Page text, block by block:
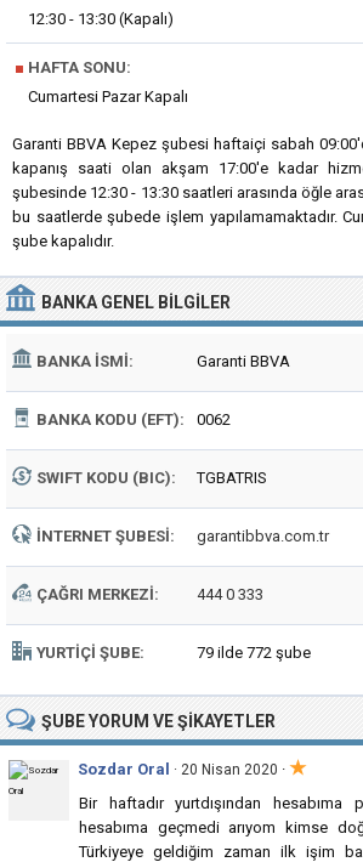
12:30 - 13:30 (Kapalı)
■ HAFTA SONU:
Cumartesi Pazar Kapalı
Garanti BBVA Kepez şubesi haftaiçi sabah
kapanış saati olan akşam 17:00'e kadar
şubesinde 12:30 - 13:30 saatleri arasında öğle
bu saatlerde şubede işlem yapılamamaktadır.
şube kapalıdır.
BANKA GENEL BILGILER
BANKA İSMI: Garanti BBVA
BANKA KODU (EFT): 0062
SWIFT KODU (BIC): TGBATRIS
İNTERNET ŞUBESI: garantibbva.com.tr
ÇAĞRI MERKEZI: 444 0 333
YURTIÇI ŞUBE: 79 ilde 772 şube
ŞUBEYORUM VE ŞIKAYETLER
Sozdar Oral · 20 Nisan 2020 · ★
Bir haftadır yurtdışından hesabıma
hesabıma geçmedi arıyom kimse
Türkiyeye geldiğim zaman ilk işim